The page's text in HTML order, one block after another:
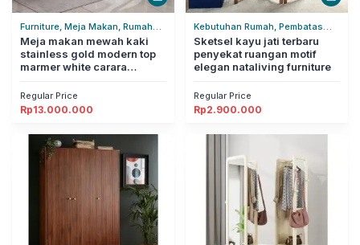
Furniture, Meja Makan, Rumah
Tangga
Meja makan mewah kaki
stainless gold modern top
marmer white carara
Regular Price
Rp13.000.000
Kebutuhan Rumah, Pembatas
Ruangan, Rumah Tangga
Sketsel kayu jati terbaru
penyekat ruangan motif
elegan nataliving furniture
Regular Price
Rp2.900.000